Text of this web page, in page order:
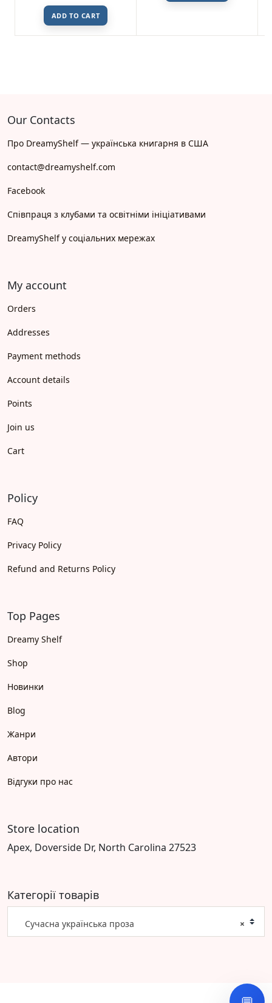
5.00 out
based on
ADD TO CART
Our Contacts
Про DreamyShelf — українська книгарня в США
contact@dreamyshelf.com
Facebook
Співпраця з клубами та освітніми ініціативами
DreamyShelf у соціальних мережах
My account
Orders
Addresses
Payment methods
Account details
Points
Join us
Cart
Policy
FAQ
Privacy Policy
Refund and Returns Policy
Top Pages
Dreamy Shelf
Shop
Новинки
Blog
Жанри
Автори
Відгуки про нас
Store location
Apex, Doverside Dr, North Carolina 27523
Категорії товарів
×
Сучасна українська проза